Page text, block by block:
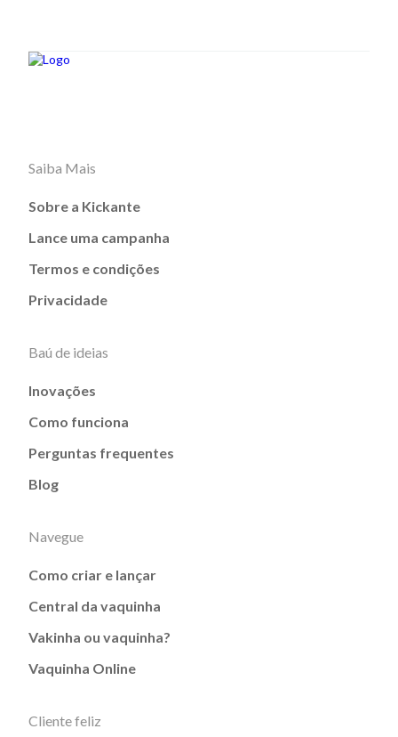
Saiba Mais
Sobre a Kickante
Lance uma campanha
Termos e condições
Privacidade
Baú de ideias
Inovações
Como funciona
Perguntas frequentes
Blog
Navegue
Como criar e lançar
Central da vaquinha
Vakinha ou vaquinha?
Vaquinha Online
Cliente feliz